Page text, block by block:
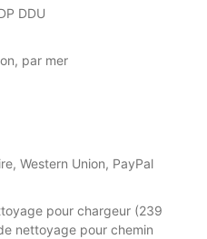
DDU
par mer
Western Union, PayPal
pour chargeur (239
nettoyage pour chemin